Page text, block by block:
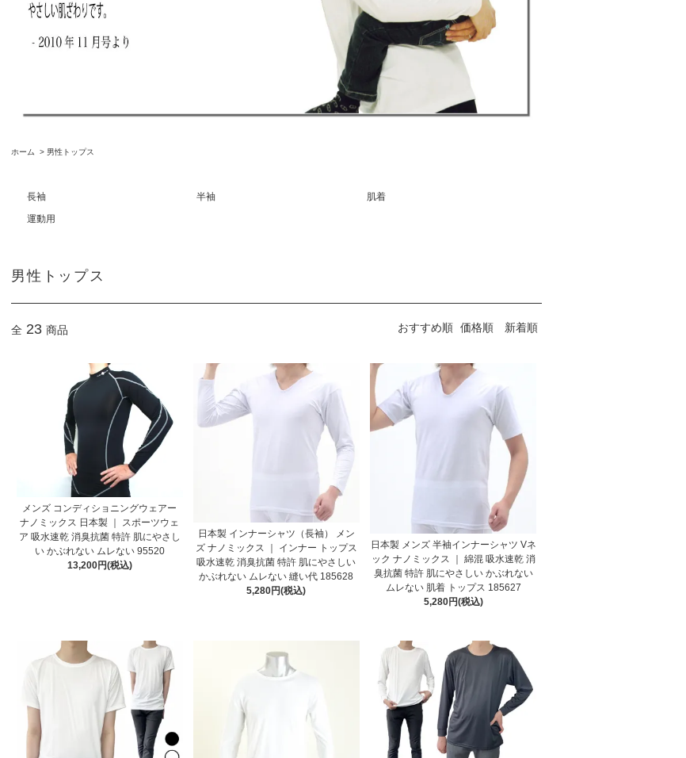
ホーム > 男性トップス
長袖 半袖
肌着
運動用
男性トップス
全 23 商品 おすすめ順 価格順 新着順
メンズ コンディショニングウェアー
ナノミックス 日本製 ｜ スポーツウェ
ア 吸水速乾 消臭抗菌 特許 肌にやさし
い かぶれない ムレない 95520
13,200円(税込)
日本製 インナーシャツ（長袖） メン
ズ ナノミックス ｜ インナー トップス
吸水速乾 消臭抗菌 特許 肌にやさしい
かぶれない ムレない 縫い代 185628
5,280円(税込)
日本製 メンズ 半袖インナーシャツ Vネ
ック ナノミックス ｜ 綿混 吸水速乾 消
臭抗菌 特許 肌にやさしい かぶれない
ムレない 肌着 トップス 185627
5,280円(税込)